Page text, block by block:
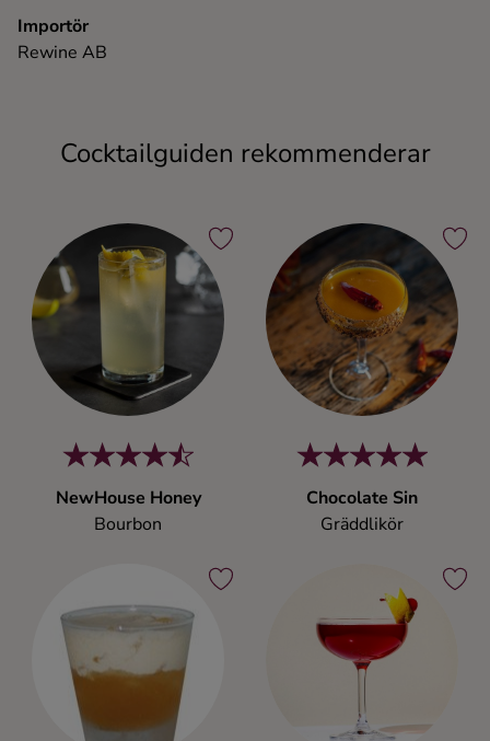
Importör
Rewine AB
Cocktailguiden rekommenderar
NewHouse Honey
Bourbon
Chocolate Sin
Gräddlikör